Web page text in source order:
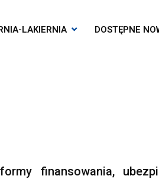
LAKIERNIA DOSTĘPNE
finansowania,